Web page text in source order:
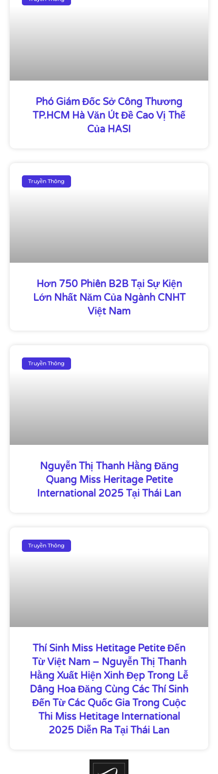
Phó Giám Đốc Sở Công Thương
TP.HCM Hà Văn Út Đề Cao Vị Thế
Của HASI
Truyền Thông
Hơn 750 Phiên B2B Tại Sự Kiện
Lớn Nhất Năm Của Ngành CNHT
Việt Nam
Truyền Thông
Nguyễn Thị Thanh Hằng Đăng
Quang Miss Heritage Petite
International 2025 Tại Thái Lan
Truyền Thông
Thí Sinh Miss Hetitage Petite Đến
Từ Việt Nam – Nguyễn Thị Thanh
Hằng Xuất Hiện Xinh Đẹp Trong Lễ
Dâng Hoa Đăng Cùng Các Thí Sinh
Đến Từ Các Quốc Gia Trong Cuộc
Thi Miss Hetitage International
2025 Diễn Ra Tại Thái Lan